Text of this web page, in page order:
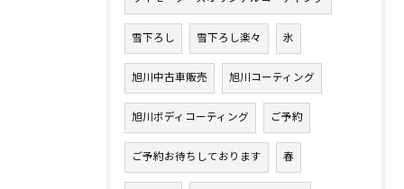
雪下ろし 雪下ろし楽々 氷
旭川中古車販売 旭川コーティング
旭川ボディコーティング ご予約
ご予約お待ちしております 春